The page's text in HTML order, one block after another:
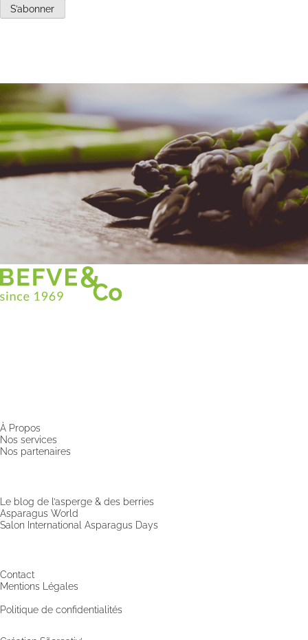
S’abonner
À Propos
Nos services
Nos partenaires
Le blog de l’asperge & des berries
Asparagus World
Salon International Asparagus Days
Contact
Mentions Légales
Politique de confidentialités